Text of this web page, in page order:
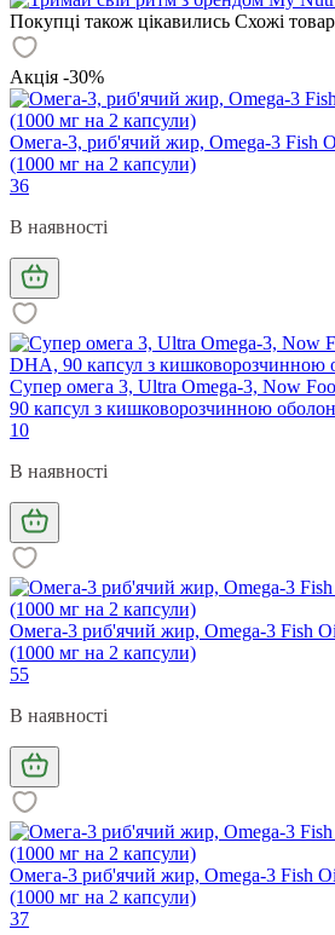
Покупці також цікавились Схожі
Акція -30%
Омега-3, риб'ячий жир, Omega-3 Fish
(1000 мг на 2 капсули)
36
В наявності
Супер омега 3, Ultra Omega-3, Now
90 капсул з кишковорозчинною
10
В наявності
Омега-3 риб'ячий жир, Omega-3 Fish
(1000 мг на 2 капсули)
55
В наявності
Омега-3 риб'ячий жир, Omega-3 Fish
(1000 мг на 2 капсули)
37